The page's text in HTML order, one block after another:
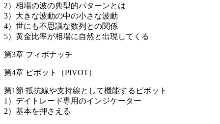
2）相場の波の典型的パターンとは
3）大きな波動の中の小さな波動
4）世にも不思議な数列との関係
5）黄金比率が相場に自然と出現してくる
第3章 フィボナッチ
第4章 ピボット（PIVOT）
第1節 抵抗線や支持線として機能するピボット
1）デイトレード専用のインジケーター
2）基本を押さえる